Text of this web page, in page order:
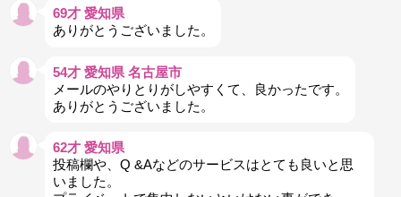
69才 愛知県
ありがとうございました。
54才 愛知県 名古屋市
メールのやりとりがしやすくて、良かったです。
ありがとうございました。
62才 愛知県
投稿欄や、Q &Aなどのサービスはとても良いと思
いました。